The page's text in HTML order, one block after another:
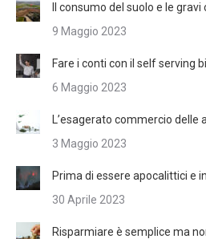
Il consumo del suolo e le
9 Maggio 2023
Fare i conti con il self serving
6 Maggio 2023
L’esagerato commercio delle
3 Maggio 2023
Prima di essere apocalittici e
30 Aprile 2023
Risparmiare è semplice ma